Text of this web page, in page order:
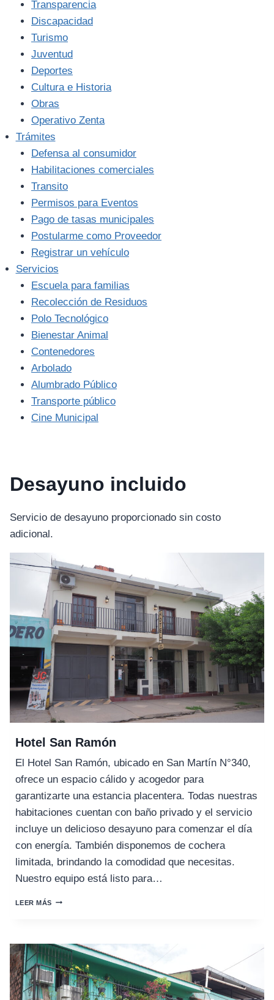
Transparencia
Discapacidad
Turismo
Juventud
Deportes
Cultura e Historia
Obras
Operativo Zenta
Trámites
Defensa al consumidor
Habilitaciones comerciales
Transito
Permisos para Eventos
Pago de tasas municipales
Postularme como Proveedor
Registrar un vehículo
Servicios
Escuela para familias
Recolección de Residuos
Polo Tecnológico
Bienestar Animal
Contenedores
Arbolado
Alumbrado Público
Transporte público
Cine Municipal
Desayuno incluido
Servicio de desayuno proporcionado sin costo
adicional.
Hotel San Ramón
El Hotel San Ramón, ubicado en San Martín N°340,
ofrece un espacio cálido y acogedor para
garantizarte una estancia placentera. Todas nuestras
habitaciones cuentan con baño privado y el servicio
incluye un delicioso desayuno para comenzar el día
con energía. También disponemos de cochera
limitada, brindando la comodidad que necesitas.
Nuestro equipo está listo para…
LEER MÁSHOTEL